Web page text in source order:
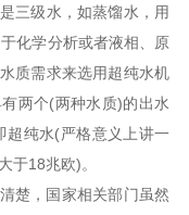
三级水，如蒸馏水，用
化学分析或者液相、原
质需求来选用超纯水机
两个(两种水质)的出水
超纯水(严格意义上讲一
于18兆欧)。
，国家相关部门虽然